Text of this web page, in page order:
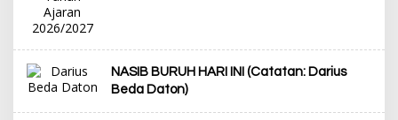
NASIB BURUH HARI INI (Catatan: Darius
Beda Daton)